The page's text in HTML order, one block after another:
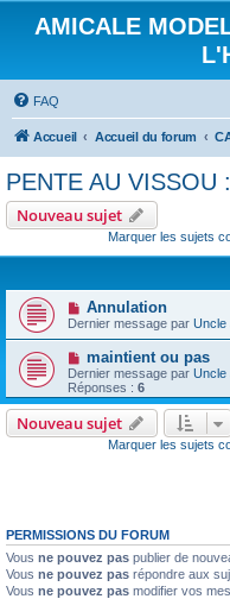
AMICALE
FAQ
Accueil Accueil du forum
PENTE AU VISSOU
Nouveau sujet
Marquer les sujets
Annulation
Dernier message par Uncle
maintient ou pas
Dernier message par Uncle
Réponses : 6
Nouveau sujet
Marquer les sujets
PERMISSIONS DU FORUM
Vous ne pouvez pas publier de
Vous ne pouvez pas répondre aux
Vous ne pouvez pas modifier vos